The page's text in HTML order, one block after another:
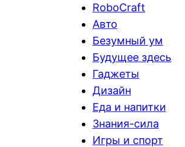
RoboCraft
Авто
Безумный ум
Будущее здесь
Гаджеты
Дизайн
Еда и напитки
Знания-сила
Игры и спорт